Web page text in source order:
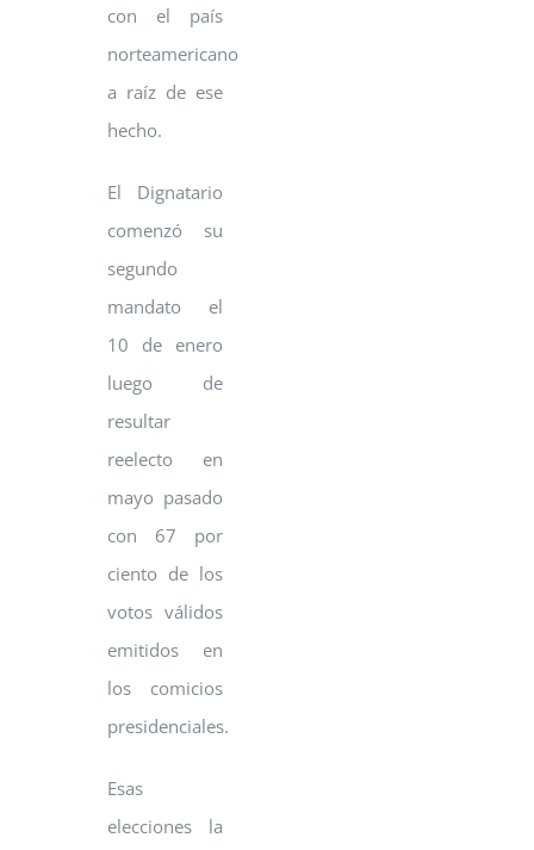
con el país
norteamericano
a raíz de ese
hecho.
El Dignatario
comenzó su
segundo
mandato el
10 de enero
luego de
resultar
reelecto en
mayo pasado
con 67 por
ciento de los
votos válidos
emitidos en
los comicios
presidenciales.
Esas
elecciones la